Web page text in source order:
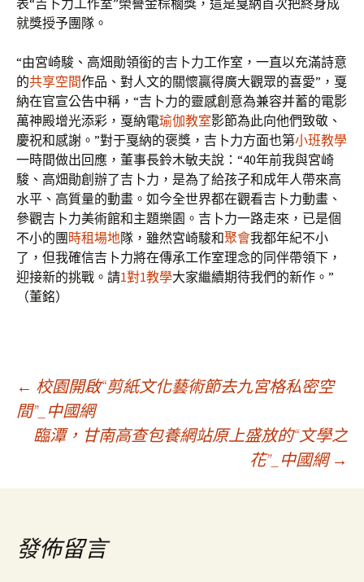
表“吉卜力工作室”榮譽金棕櫚獎，這是戛納首次把終身成
就獎授予團隊。
“由宮崎駿、高畑勛領銜的吉卜力工作室，一直以充滿詩意
的共享空間作品、對人文的關懷贏得廣大觀眾的喜愛”，戛
納在官宣公告中稱，“吉卜力的靈感創意為兼容并蓄的電影
萬神殿增光添彩，戛納電瑜伽教室影節為此向他們致敬、
慶祝和感謝。”對于戛納的褒獎，吉卜力方面也第小班教學
一時間做出回應，董事長鈴木敏夫說：“40年前我與宮崎
駿、高畑勛創辦了吉卜力，是為了給孩子和成年人帶來高
水平、高質量的動畫。如今全世界都在觀看吉卜力動畫、
參觀吉卜力美術館和主題樂園。吉卜力一路走來，已是個
不小的團 時租場地隊，雖然宮崎駿和聚會我都年紀不小
了，但我確信吉卜力將在傳承工作室理念的同伴帶領下，
迎接新的挑戰。請1對1教學大家繼續期待我們的新作。”
（董銘）
文
章
導
覽
← 校園開啟“剪紙文化藝術節去九宮格私密空
間”_中國網
臨潭，甘南高查包養網站原上盛放的“文學之
花”_中國網 →
發佈留言